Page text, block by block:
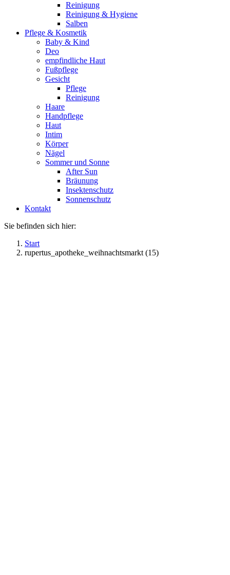
Reinigung
Reinigung & Hygiene
Salben
Pflege & Kosmetik
Baby & Kind
Deo
empfindliche Haut
Fußpflege
Gesicht
Pflege
Reinigung
Haare
Handpflege
Haut
Intim
Körper
Nägel
Sommer und Sonne
After Sun
Bräunung
Insektenschutz
Sonnenschutz
Kontakt
Sie befinden sich hier:
Start
rupertus_apotheke_weihnachtsmarkt (15)